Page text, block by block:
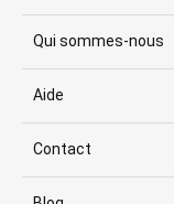
Qui sommes-nous
Aide
Contact